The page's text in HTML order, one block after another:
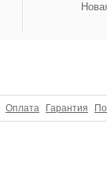
Оплата Гарантия